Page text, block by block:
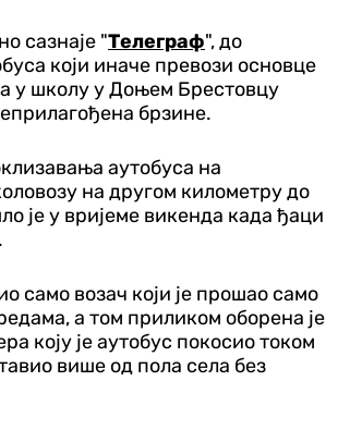
сазнаје "Телеграф", до
који иначе превози основце
у школу у Доњем Брестовцу
брзине.
аутобуса на
на другом километру до
је у вријеме викенда када ђаци
само возач који је прошао само
а том приликом оборена је
коју је аутобус покосио током
више од пола села без